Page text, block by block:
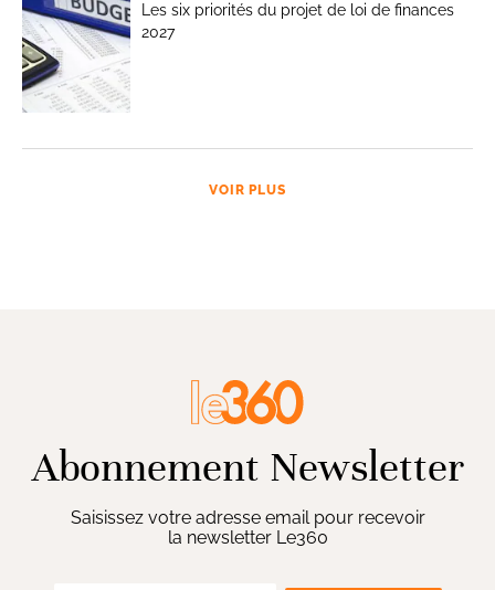
Les six priorités du projet de loi de finances
2027
VOIR PLUS
Abonnement Newsletter
Saisissez votre adresse email pour recevoir
la newsletter Le360